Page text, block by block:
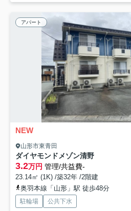
アパート
NEW
山形市東青田
ダイヤモンドメゾン清野
3.2万円 管理/共益費-
23.14㎡ (1K) /築32年 /2階建
奥羽本線「山形」駅 徒歩48分
駐輪場 公共下水